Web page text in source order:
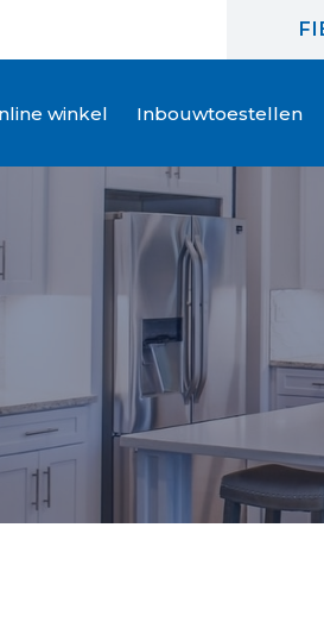
winkel Inbouwtoestellen